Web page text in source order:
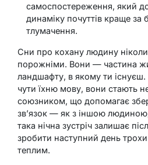
самоспостереження, який
динаміку почуттів краще за
тлумачення.
Сни про кохану людину
порожніми. Вони — частина
ландшафту, в якому ти
чути їхню мову, вони стають
союзником, що допомагає
зв’язок — як з іншою
така нічна зустріч залишає
зробити наступний день
теплим.